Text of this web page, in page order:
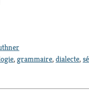
,grammaire,dialecte,